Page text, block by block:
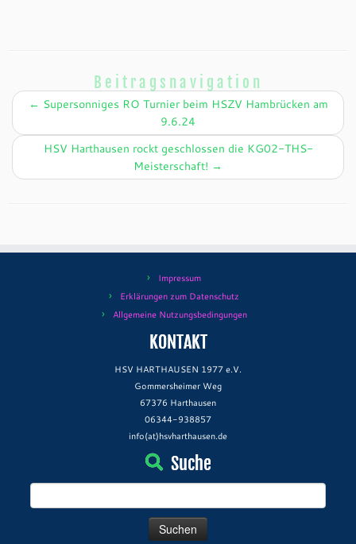
Beitragsnavigation
← Supersonniges RO Turnier beim HSZV Hambrücken am
9.6.24
HSV Harthausen rockt geschlossen die KG02-THS-
Meisterschaft! →
Impressum
Erklärungen zum Datenschutz
Allgemeine Nutzungsbedingungen
KONTAKT
HSV HARTHAUSEN 1977 e.V.
Gommersheimer Weg
67376 Harthausen
06344-938857
info(at)hsvharthausen.de
Suche